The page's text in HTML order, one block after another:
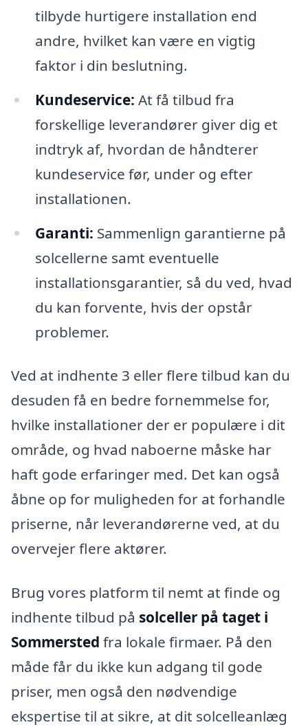
tilbyde hurtigere installation end
andre, hvilket kan være en vigtig
faktor i din beslutning.
Kundeservice: At få tilbud fra
forskellige leverandører giver dig et
indtryk af, hvordan de håndterer
kundeservice før, under og efter
installationen.
Garanti: Sammenlign garantierne på
solcellerne samt eventuelle
installationsgarantier, så du ved, hvad
du kan forvente, hvis der opstår
problemer.
Ved at indhente 3 eller flere tilbud kan du
desuden få en bedre fornemmelse for,
hvilke installationer der er populære i dit
område, og hvad naboerne måske har
haft gode erfaringer med. Det kan også
åbne op for muligheden for at forhandle
priserne, når leverandørerne ved, at du
overvejer flere aktører.
Brug vores platform til nemt at finde og
indhente tilbud på solceller på taget i
Sommersted fra lokale firmaer. På den
måde får du ikke kun adgang til gode
priser, men også den nødvendige
ekspertise til at sikre, at dit solcelleanlæg